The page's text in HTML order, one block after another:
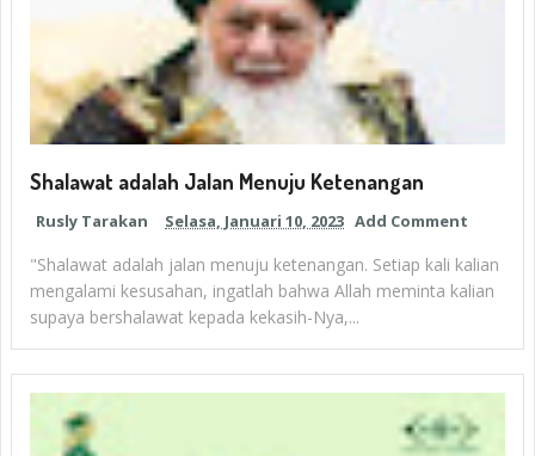
Shalawat adalah Jalan Menuju Ketenangan
Rusly Tarakan Selasa, Januari 10, 2023 Add Comment
"Shalawat adalah jalan menuju ketenangan. Setiap kali kalian
mengalami kesusahan, ingatlah bahwa Allah meminta kalian
supaya bershalawat kepada kekasih-Nya,...